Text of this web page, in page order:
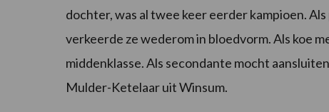
dochter, was al twee keer eerder kampioen.
verkeerde ze wederom in bloedvorm. Als koe
middenklasse. Als secondante mocht
Mulder-Ketelaar uit Winsum.